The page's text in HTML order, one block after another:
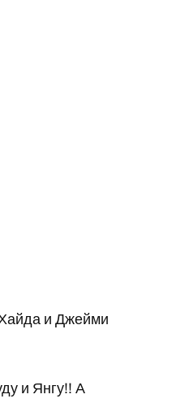
и Джейми
и Янгу!! А